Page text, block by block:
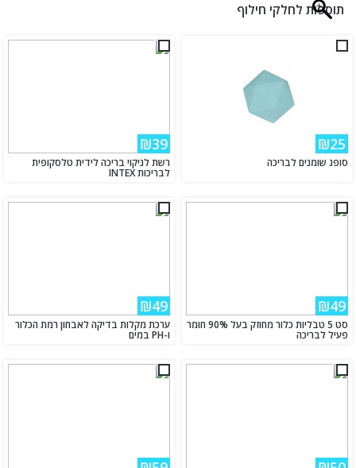
תוספות לחלקי חילוף
₪25
סופג שומנים לבריכה
₪39
רשת לניקוי בריכה לידית טלסקופית
לבריכות INTEX
₪49
סט 5 טבליות כלור מחוזק בעל 90% חומר
פעיל לבריכה
₪49
ערכת מקלות בדיקה לאבחון רמת הכלור
ו-PH במים